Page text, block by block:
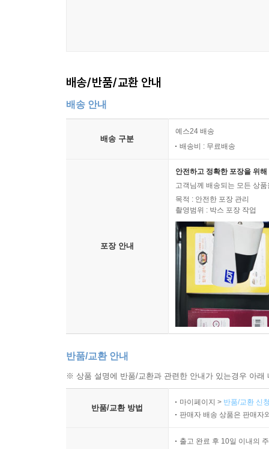
배송/반품/교환 안내
배송 안내
배송 구분
예스24 배송
배송비 : 무료배송
포장 안내
안전하고 정확한 포장을 위
고객님께 배송되는 모든 상
목적 : 안전한 포장 관리
촬영범위 : 박스 포장 작업
반품/교환 안내
※ 상품 설명에 반품/교환과 관련한 안내가 있는경우 아
반품/교환 방법
마이페이지 > 반품/교환 신
판매자 배송 상품은 판매자
출고 완료 후 10일 이내의